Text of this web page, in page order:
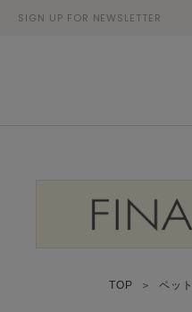
SIGN UP FOR NEWSLETTER
TOP ＞ ペット